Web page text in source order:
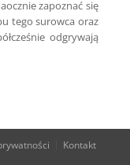
zapoznać się
tego surowca oraz
odgrywają
Kontakt